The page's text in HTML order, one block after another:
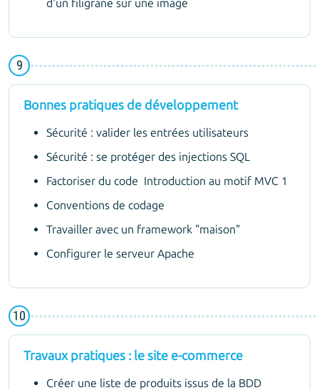
d'un filigrane sur une image
Bonnes pratiques de développement
Sécurité : valider les entrées utilisateurs
Sécurité : se protéger des injections SQL
Factoriser du code Introduction au motif MVC 1
Conventions de codage
Travailler avec un framework "maison"
Configurer le serveur Apache
Travaux pratiques : le site e-commerce
Créer une liste de produits issus de la BDD